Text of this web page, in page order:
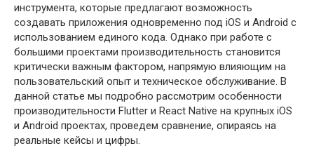
инструмента, которые предлагают возможность
создавать приложения одновременно под iOS и Android с
использованием единого кода. Однако при работе с
большими проектами производительность становится
критически важным фактором, напрямую влияющим на
пользовательский опыт и техническое обслуживание. В
данной статье мы подробно рассмотрим особенности
производительности Flutter и React Native на крупных iOS
и Android проектах, проведем сравнение, опираясь на
реальные кейсы и цифры.